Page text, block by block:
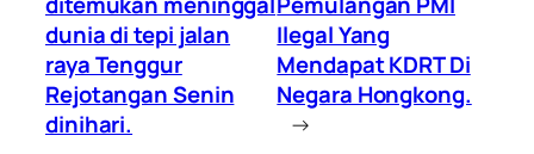
dunia di tepi jalan
raya Tenggur
Rejotangan Senin
dinihari.
Ilegal Yang
Mendapat KDRT Di
Negara Hongkong.
→